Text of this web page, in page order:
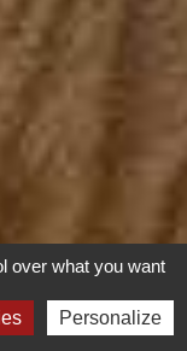
over what you want
Personalize